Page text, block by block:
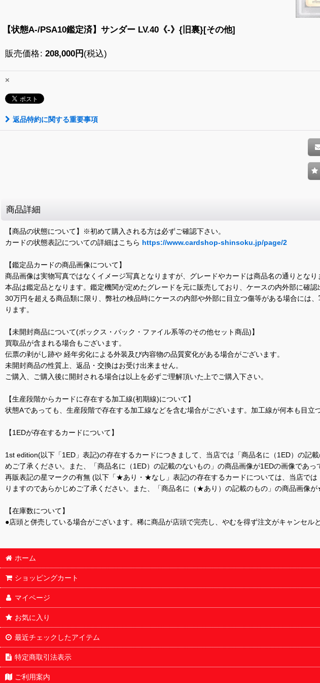
【状態A-/PSA10鑑定済】サンダー LV.40《-》{旧裏}[その他]
販売価格: 208,000円 (税込)
×
返品特約に関する重要事項
商品詳細
【商品の状態について】※初めて購入される方は必ずご確認下さい。
カードの状態表記についての詳細はこちら https://www.cardshop-shinsoku.jp/page/2
【鑑定品カードの商品画像について】
商品画像は実物写真ではなくイメージ写真となりますが、グレードやカードは商品名の通りとなり
本品は鑑定品となります。鑑定機関が定めたグレードを元に販売しており、ケースの内外部に確
30万円を超える商品類に限り、弊社の検品時にケースの内部や外部に目立つ傷等がある場合には
ります。
【未開封商品について(ボックス・パック・ファイル系等のその他セット商品)】
買取品が含まれる場合もございます。
伝票の剥がし跡や 経年劣化による外装及び内容物の品質変化がある場合がございます。
未開封商品の性質上、返品・交換はお受け出来ません。
ご購入、ご購入後に開封される場合は以上を必ずご理解頂いた上でご購入下さい。
【生産段階からカードに存在する加工線(初期線)について】
状態Aであっても、生産段階で存在する加工線などを含む場合がございます。加工線が何本も目立
【1EDが存在するカードについて】
1st edition(以下「1ED」表記)の存在するカードにつきまして、当店では「商品名に（1ED）の記
めご了承ください。また、「商品名に（1ED）の記載のないもの」の商品画像が1EDの画像であ
再販表記の星マークの有無 (以下「★あり・★なし」表記)の存在するカードについては、当店で
りますのであらかじめご了承ください。また、「商品名に（★あり）の記載のもの」の商品画像
【在庫数について】
●店頭と併売している場合がございます。稀に商品が店頭で完売し、やむを得ず注文がキャンセル
ホーム
ショッピングカート
マイページ
お気に入り
最近チェックしたアイテム
特定商取引法表示
ご利用案内